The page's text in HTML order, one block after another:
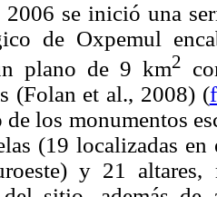
2006 se inició una
de Oxpemul
plano de 9 km2
(Folan et al., 2008) (
los monumentos
(19 localizadas
y 21